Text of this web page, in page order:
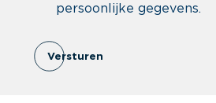
persoonlijke gegevens.
Versturen